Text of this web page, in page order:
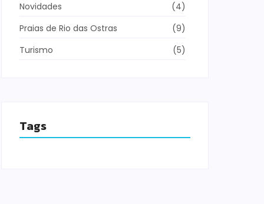
Novidades
(4)
Praias de Rio das Ostras
(9)
Turismo
(5)
Tags